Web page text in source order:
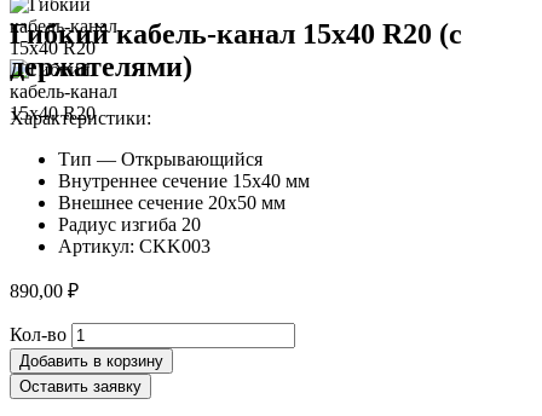
Гибкий кабель-канал 15х40 R20 (с
держателями)
Характеристики:
Тип — Открывающийся
Внутреннее сечение 15х40 мм
Внешнее сечение 20х50 мм
Радиус изгиба 20
Артикул: CKK003
890,00 ₽
Кол-во Количество
товара
Гибкий
кабель-
Добавить в корзину
Оставить заявку